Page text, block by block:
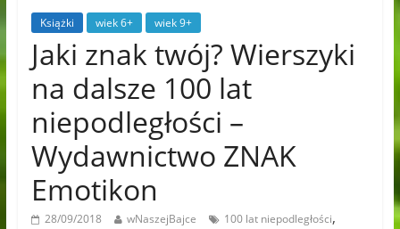
Książki wiek 6+ wiek 9+
Jaki znak twój? Wierszyki
na dalsze 100 lat
niepodległości –
Wydawnictwo ZNAK
Emotikon
28/09/2018 wNaszejBajce 100 lat niepodległości,